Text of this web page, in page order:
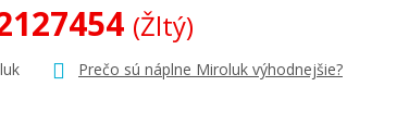
(Žltý)
Prečo sú náplne Miroluk výhodnejšie?